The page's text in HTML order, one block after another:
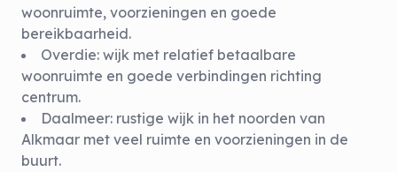
woonruimte, voorzieningen en goede
bereikbaarheid.
Overdie: wijk met relatief betaalbare
woonruimte en goede verbindingen richting
centrum.
Daalmeer: rustige wijk in het noorden van
Alkmaar met veel ruimte en voorzieningen in de
buurt.